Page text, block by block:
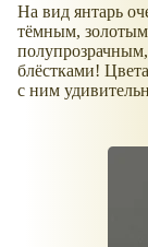
На вид янтарь
тёмным,
блёстками!
с ним